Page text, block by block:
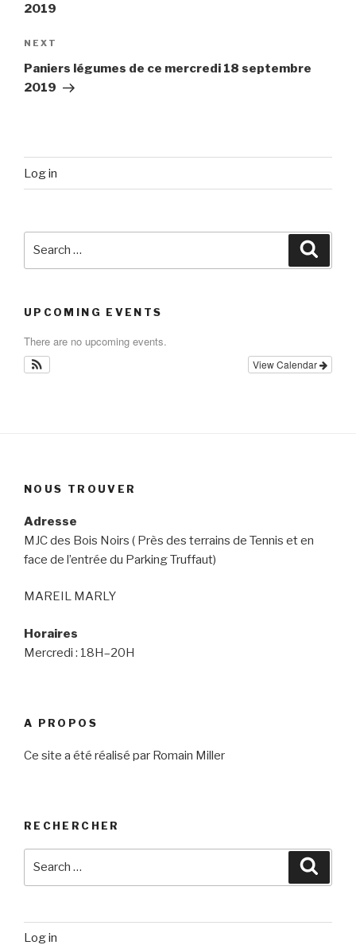
2019
Next
Post
NEXT
Paniers légumes de ce mercredi 18 septembre
2019
Log in
UPCOMING EVENTS
There are no upcoming events.
View Calendar
NOUS TROUVER
Adresse
MJC des Bois Noirs ( Près des terrains de Tennis et en
face de l’entrée du Parking Truffaut)
MAREIL MARLY
Horaires
Mercredi : 18H–20H
A PROPOS
Ce site a été réalisé par Romain Miller
RECHERCHER
Log in